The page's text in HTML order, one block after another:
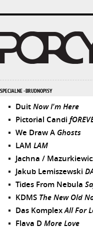
SPECJALNE - BRUDNOPISY
DuitNow I'm Here
Pictorial Candi
We Draw A Ghosts
LAM LAM
Jachna /
Jakub Lemiszewski
Tides From Nebula
KDMS The New Old
Das KomplexAll For
Flava DMore Love